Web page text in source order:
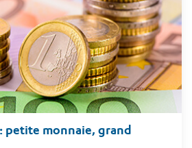
petite monnaie, grand